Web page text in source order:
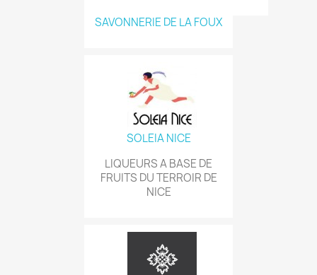
SAVONNERIE DE LA FOUX
SOLEIA NICE
LIQUEURS A BASE DE
FRUITS DU TERROIR DE
NICE